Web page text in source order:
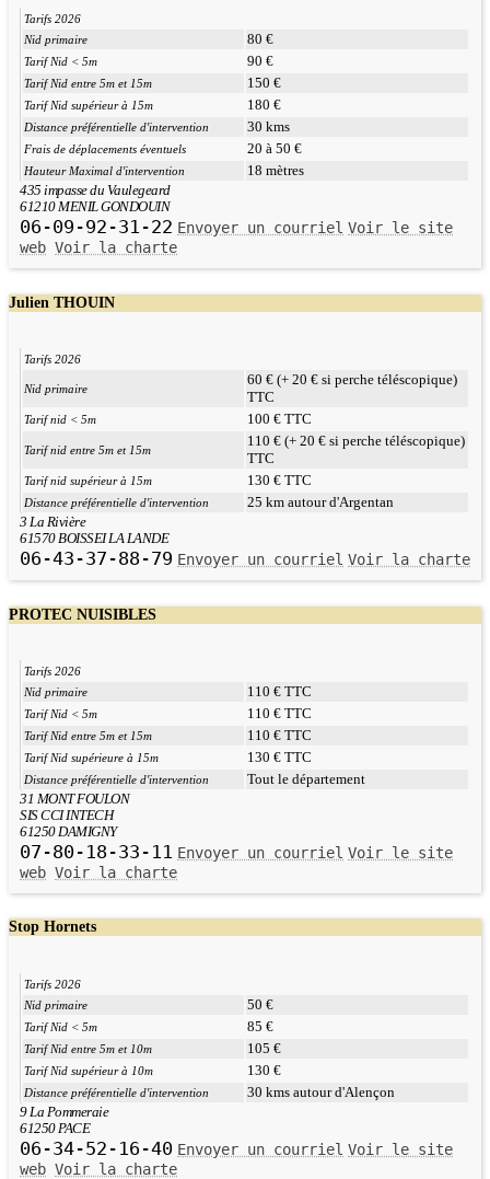
Tarifs 2026
Nid primaire
80 €
Tarif Nid < 5m 90 €
Tarif Nid entre 5m et 15m 150 €
Tarif Nid supérieur à 15m 180 €
Distance préférentielle d'intervention 30 kms
Frais de déplacements éventuels 20 à 50 €
Hauteur Maximal d'intervention 18 mètres
435 impasse du Vaulegeard
61210 MENIL GONDOUIN
06-09-92-31-22 Envoyer un courriel Voir le site
web Voir la charte
Julien THOUIN
Tarifs 2026
Nid primaire
60 € (+ 20 € si perche téléscopique)
TTC
Tarif nid < 5m 100 € TTC
Tarif nid entre 5m et 15m
110 € (+ 20 € si perche téléscopique)
TTC
Tarif nid supérieur à 15m 130 € TTC
Distance préférentielle d'intervention 25 km autour d'Argentan
3 La Rivière
61570 BOISSEI LA LANDE
06-43-37-88-79 Envoyer un courriel Voir la charte
PROTEC NUISIBLES
Tarifs 2026
Nid primaire
110 € TTC
Tarif Nid < 5m 110 € TTC
Tarif Nid entre 5m et 15m 110 € TTC
Tarif Nid supérieure à 15m 130 € TTC
Distance préférentielle d'intervention Tout le département
31 MONT FOULON
SIS CCI INTECH
61250 DAMIGNY
07-80-18-33-11 Envoyer un courriel Voir le site
web Voir la charte
Stop Hornets
Tarifs 2026
Nid primaire
50 €
Tarif Nid < 5m 85 €
Tarif Nid entre 5m et 10m 105 €
Tarif Nid supérieur à 10m 130 €
Distance préférentielle d'intervention 30 kms autour d'Alençon
9 La Pommeraie
61250 PACE
06-34-52-16-40 Envoyer un courriel Voir le site
web Voir la charte